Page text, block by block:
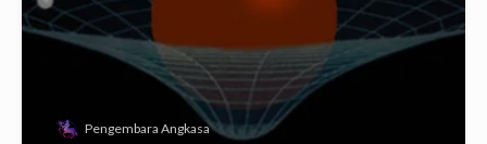
Pengembara Angkasa